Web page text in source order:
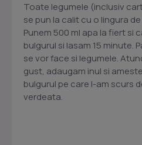
Toate legumele (inclusiv
se pun la calit cu o lingura
Punem 500 ml apa la fiert si
bulgurul si lasam 15 minute.
se vor face si legumele.
gust, adaugam inul si
bulgurul pe care l-am scurs
verdeata.